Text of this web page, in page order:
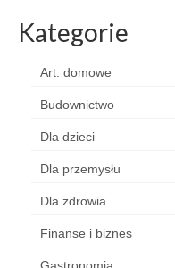
Kategorie
Art. domowe
Budownictwo
Dla dzieci
Dla przemysłu
Dla zdrowia
Finanse i biznes